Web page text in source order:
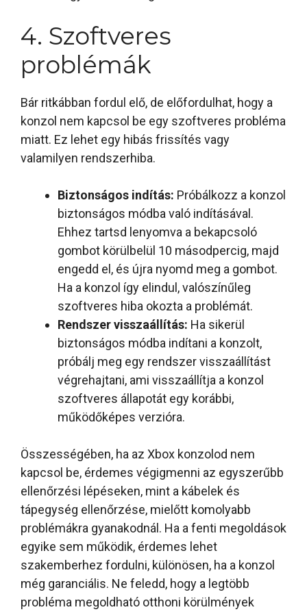
4. Szoftveres
problémák
Bár ritkábban fordul elő, de előfordulhat, hogy a
konzol nem kapcsol be egy szoftveres probléma
miatt. Ez lehet egy hibás frissítés vagy
valamilyen rendszerhiba.
Biztonságos indítás: Próbálkozz a konzol
biztonságos módba való indításával.
Ehhez tartsd lenyomva a bekapcsoló
gombot körülbelül 10 másodpercig, majd
engedd el, és újra nyomd meg a gombot.
Ha a konzol így elindul, valószínűleg
szoftveres hiba okozta a problémát.
Rendszer visszaállítás: Ha sikerül
biztonságos módba indítani a konzolt,
próbálj meg egy rendszer visszaállítást
végrehajtani, ami visszaállítja a konzol
szoftveres állapotát egy korábbi,
működőképes verzióra.
Összességében, ha az Xbox konzolod nem
kapcsol be, érdemes végigmenni az egyszerűbb
ellenőrzési lépéseken, mint a kábelek és
tápegység ellenőrzése, mielőtt komolyabb
problémákra gyanakodnál. Ha a fenti megoldások
egyike sem működik, érdemes lehet
szakemberhez fordulni, különösen, ha a konzol
még garanciális. Ne feledd, hogy a legtöbb
probléma megoldható otthoni körülmények